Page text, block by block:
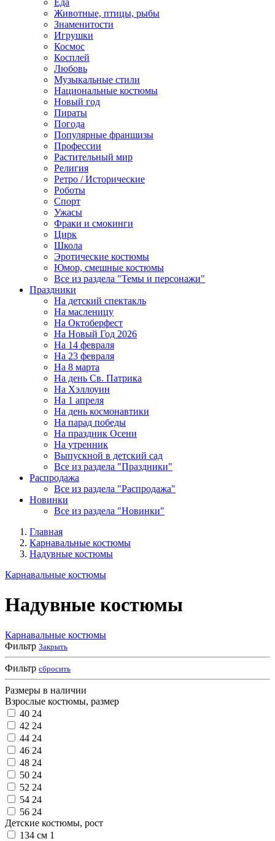
Еда
Животные, птицы, рыбы
Знаменитости
Игрушки
Космос
Косплей
Любовь
Музыкальные стили
Национальные костюмы
Новый год
Пираты
Погода
Популярные франшизы
Профессии
Растительный мир
Религия
Ретро / Исторические
Роботы
Спорт
Ужасы
Фраки и смокинги
Цирк
Школа
Эротические костюмы
Юмор, смешные костюмы
Все из раздела "Темы и персонажи"
Праздники
На детский спектакль
На масленицу
На Октоберфест
На Новый Год 2026
На 14 февраля
На 23 февраля
На 8 марта
На день Св. Патрика
На Хэллоуин
На 1 апреля
На день космонавтики
На парад победы
На праздник Осени
На утренник
Выпускной в детский сад
Все из раздела "Праздники"
Распродажа
Все из раздела "Распродажа"
Новинки
Все из раздела "Новинки"
Главная
Карнавальные костюмы
Надувные костюмы
Карнавальные костюмы
Надувные костюмы
Карнавальные костюмы
Фильтр Закрыть
Фильтр сбросить
Размеры в наличии
Взрослые костюмы, размер
40 24
42 24
44 24
46 24
48 24
50 24
52 24
54 24
56 24
Детские костюмы, рост
134 см 1